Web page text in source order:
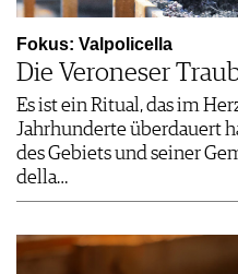
Fokus: Valpolicella
Die Veroneser
Es ist ein Ritual, das im
Jahrhunderte überdauert
des Gebiets und seiner
della…